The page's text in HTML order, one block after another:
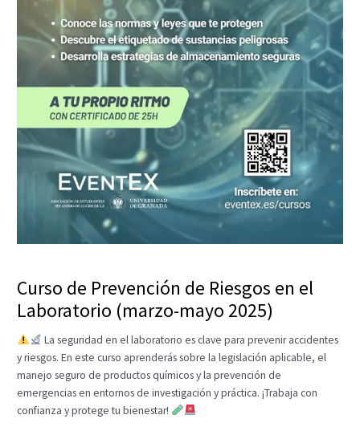
Curso de Prevención de Riesgos en el
Laboratorio (marzo-mayo 2025)
La seguridad en el laboratorio es clave para prevenir accidentes
y riesgos. En este curso aprenderás sobre la legislación aplicable, el
manejo seguro de productos químicos y la prevención de
emergencias en entornos de investigación y práctica. ¡Trabaja con
confianza y protege tu bienestar!